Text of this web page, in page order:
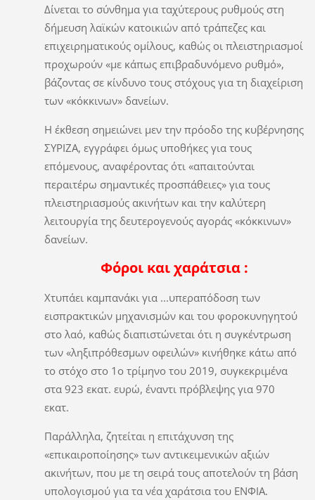
Δίνεται το σύνθημα για ταχύτερους ρυθμούς στη
δήμευση λαϊκών κατοικιών από τράπεζες και
επιχειρηματικούς ομίλους, καθώς οι πλειστηριασμοί
προχωρούν «με κάπως επιβραδυνόμενο ρυθμό»,
βάζοντας σε κίνδυνο τους στόχους για τη διαχείριση
των «κόκκινων» δανείων.
Η έκθεση σημειώνει μεν την πρόοδο της κυβέρνησης
ΣΥΡΙΖΑ, εγγράφει όμως υποθήκες για τους
επόμενους, αναφέροντας ότι «απαιτούνται
περαιτέρω σημαντικές προσπάθειες» για τους
πλειστηριασμούς ακινήτων και την καλύτερη
λειτουργία της δευτερογενούς αγοράς «κόκκινων»
δανείων.
Φόροι και χαράτσια :
Χτυπάει καμπανάκι για ...υπεραπόδοση των
εισπρακτικών μηχανισμών και του φοροκυνηγητού
στο λαό, καθώς διαπιστώνεται ότι η συγκέντρωση
των «ληξιπρόθεσμων οφειλών» κινήθηκε κάτω από
το στόχο στο 1ο τρίμηνο του 2019, συγκεκριμένα
στα 923 εκατ. ευρώ, έναντι πρόβλεψης για 970
εκατ.
Παράλληλα, ζητείται η επιτάχυνση της
«επικαιροποίησης» των αντικειμενικών αξιών
ακινήτων, που με τη σειρά τους αποτελούν τη βάση
υπολογισμού για τα νέα χαράτσια του ΕΝΦΙΑ.